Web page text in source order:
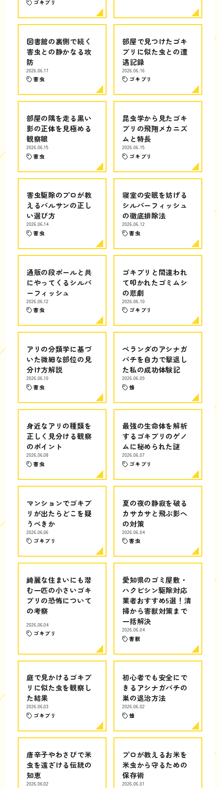
ゴキブリ
図書館の裏側で続く
害虫との静かなる攻
防
2026.06.17
害虫
部屋で見つけたゴキ
ブリに似た虫との遭
遇記録
2026.06.16
ゴキブリ
部屋の隅を走る黒い
影の正体を見極める
観察眼
2026.06.15
害虫
昆虫学から見たゴキ
ブリの飛翔メカニズ
ムと特長
2026.06.15
ゴキブリ
害虫駆除のプロが教
えるバルサンの正し
い選び方
2026.06.14
害虫
寝室の安眠を妨げる
シルバーフィッシュ
の徹底排除法
2026.06.12
害虫
通販の段ボールと共
にやってくるシルバ
ーフィッシュ
2026.06.12
害虫
ゴキブリと間違われ
て叩かれたゴミムシ
の悲劇
2026.06.10
ゴキブリ
アリの分類学に基づ
いた微細な部位の見
分け方解説
2026.06.10
害虫
ベランダのアシナガ
バチを自力で撃退し
た私の成功体験記
2026.06.09
蜂
身近なアリの種類を
正しく見分ける観察
のポイント
2026.06.08
害虫
最強の生命体を解析
するゴキブリのゲノ
ムに秘められた謎
2026.06.07
ゴキブリ
マンションでゴキブ
リが出たらどこを疑
うべきか
2026.06.06
ゴキブリ
夏の夜の静寂を破る
カサカサと飛ぶ影へ
の対策
2026.06.04
害虫
綺麗な住まいにも潜
む一匹の小さいゴキ
ブリの恐怖について
の考察
2026.06.04
ゴキブリ
愛知県のゴミ屋敷・
ハクビシン駆除対応
業者おすすめ5選！清
掃から害獣対策まで
一括解決
2026.06.04
害獣
庭で見かけるゴキブ
リに似た虫を観察し
た結果
2026.06.03
ゴキブリ
初心者でも安全にで
きるアシナガバチの
巣の退治方法
2026.06.02
蜂
唐辛子やわさびで米
虫を遠ざける伝統の
知恵
2026.06.02
プロが教えるお米を
米虫から守るための
保存術
2026.06.01